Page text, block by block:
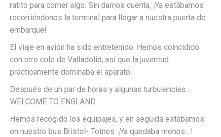
ratito para comer algo. Sin darnos cuenta, ¡Ya estábamos
recorriéndonos la terminal para llegar a nuestra puerta de
embarque!
El viaje en avión ha sido entretenido. Hemos coincidido
con otro cole de Valladolid, así que la juventud
prácticamente dominaba el aparato.
Después de un par de horas y algunas turbulencias…
WELCOME TO ENGLAND
Hemos recogido los equipajes, y en seguida estábamos
en nuestro bus Bristol- Totnes. ¡Ya quedaba menos…!